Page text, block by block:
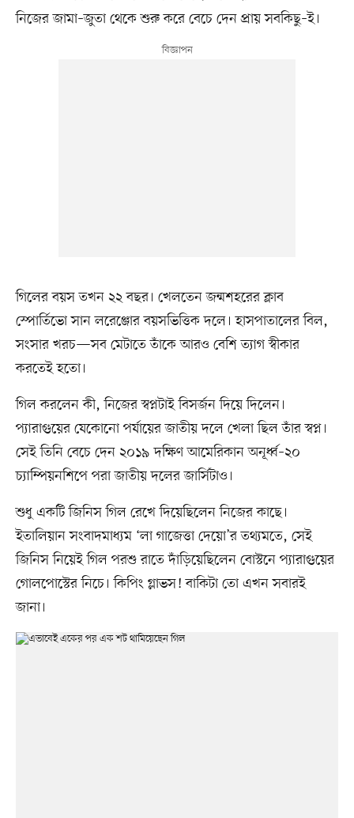
নিজের জামা–জুতা থেকে শুরু করে বেচে দেন প্রায় সবকিছু–ই।
গিলের বয়স তখন ২২ বছর। খেলতেন জন্মশহরের ক্লাব
স্পোর্তিভো সান লরেঞ্জোর বয়সভিত্তিক দলে। হাসপাতালের বিল,
সংসার খরচ—সব মেটাতে তাঁকে আরও বেশি ত্যাগ স্বীকার
করতেই হতো।
গিল করলেন কী, নিজের স্বপ্নটাই বিসর্জন দিয়ে দিলেন।
প্যারাগুয়ের যেকোনো পর্যায়ের জাতীয় দলে খেলা ছিল তাঁর স্বপ্ন।
সেই তিনি বেচে দেন ২০১৯ দক্ষিণ আমেরিকান অনূর্ধ্ব–২০
চ্যাম্পিয়নশিপে পরা জাতীয় দলের জার্সিটাও।
শুধু একটি জিনিস গিল রেখে দিয়েছিলেন নিজের কাছে।
ইতালিয়ান সংবাদমাধ্যম ‘লা গাজেত্তা দেয়ো’র তথ্যমতে, সেই
জিনিস নিয়েই গিল পরশু রাতে দাঁড়িয়েছিলেন বোস্টনে প্যারাগুয়ের
গোলপোস্টের নিচে। কিপিং গ্লাভস! বাকিটা তো এখন সবারই
জানা।